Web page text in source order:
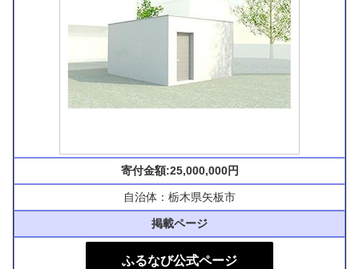
寄付金額:25,000,000円
自治体：栃木県矢板市
掲載ページ
ふるなび公式ページ